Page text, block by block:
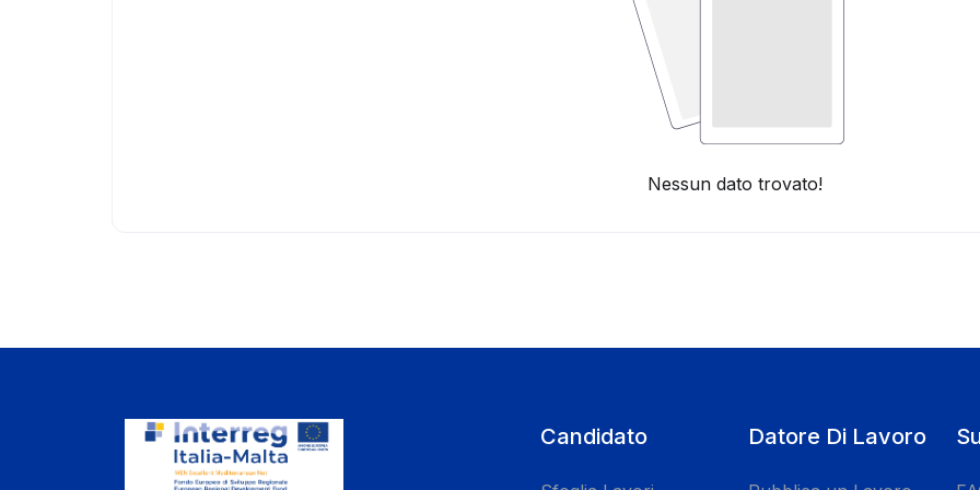
Nessun dato trovato!
Candidato Datore Di Lavoro